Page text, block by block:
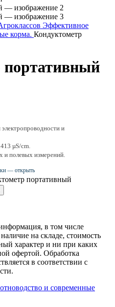
Эффективное
корма. Кондуктометр
портативный
и
µS/cm.
и полевых измерений.
— открыть
портативный
в том числе
на складе, стоимость
характер и ни при каких
офертой. Обработка
в соответствии с
и современные